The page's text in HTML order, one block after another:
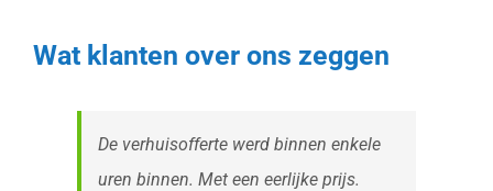
Wat klanten over ons zeggen
De verhuisofferte werd binnen enkele
uren binnen. Met een eerlijke prijs.